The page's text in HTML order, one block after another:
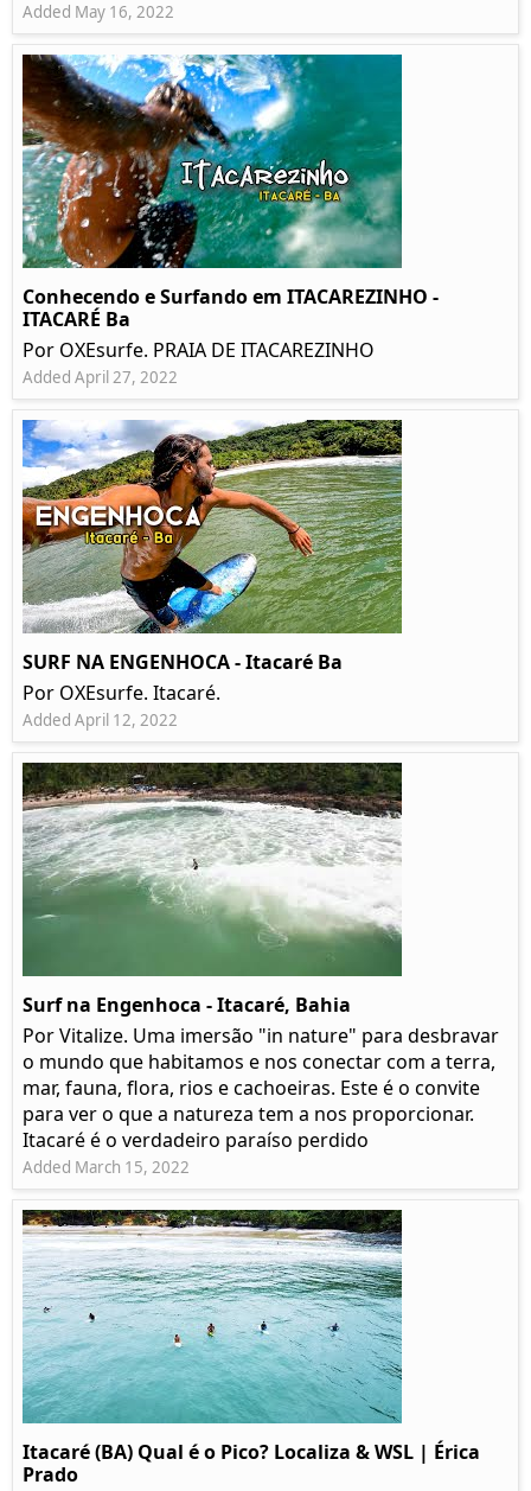
Added May 16, 2022
Conhecendo e Surfando em ITACAREZINHO -
ITACARÉ Ba
Por OXEsurfe. PRAIA DE ITACAREZINHO
Added April 27, 2022
SURF NA ENGENHOCA - Itacaré Ba
Por OXEsurfe. Itacaré.
Added April 12, 2022
Surf na Engenhoca - Itacaré, Bahia
Por Vitalize. Uma imersão "in nature" para desbravar
o mundo que habitamos e nos conectar com a terra,
mar, fauna, flora, rios e cachoeiras. Este é o convite
para ver o que a natureza tem a nos proporcionar.
Itacaré é o verdadeiro paraíso perdido
Added March 15, 2022
Itacaré (BA) Qual é o Pico? Localiza & WSL | Érica
Prado​